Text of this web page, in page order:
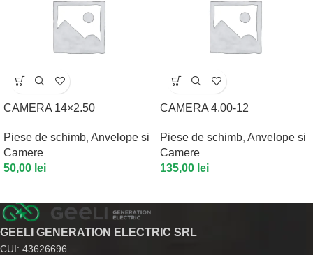
CAMERA 14×2.50
Piese de schimb, Anvelope si
Camere
50,00 lei
CAMERA 4.00-12
Piese de schimb, Anvelope si
Camere
135,00 lei
GEELI GENERATION ELECTRIC SRL
CUI: 43626696